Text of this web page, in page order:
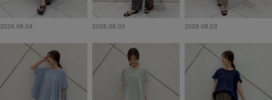
2026.08.04 2026.08.03 2026.08.03